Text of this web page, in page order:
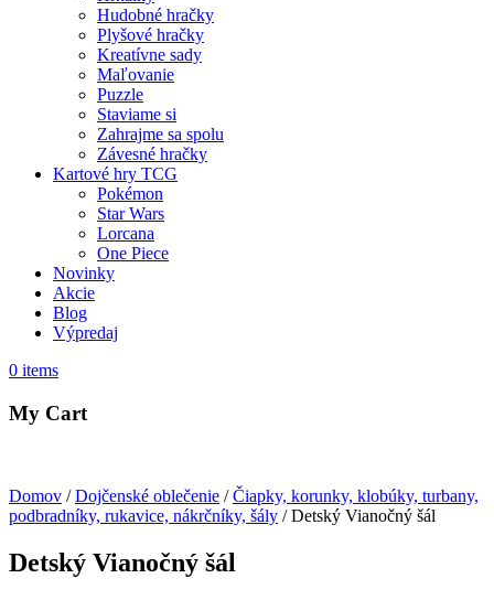
Hudobné hračky
Plyšové hračky
Kreatívne sady
Maľovanie
Puzzle
Staviame si
Zahrajme sa spolu
Závesné hračky
Kartové hry TCG
Pokémon
Star Wars
Lorcana
One Piece
Novinky
Akcie
Blog
Výpredaj
0 items
My Cart
Domov /Dojčenské oblečenie /Čiapky, korunky, klobúky, turbany,
podbradníky, rukavice, nákrčníky, šály / Detský Vianočný šál
Detský Vianočný šál